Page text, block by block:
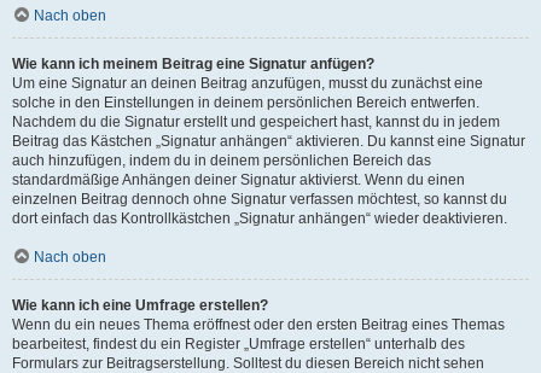
Nach oben
Wie kann ich meinem Beitrag eine Signatur anfügen?
Um eine Signatur an deinen Beitrag anzufügen, musst du zunächst eine
solche in den Einstellungen in deinem persönlichen Bereich entwerfen.
Nachdem du die Signatur erstellt und gespeichert hast, kannst du in jedem
Beitrag das Kästchen „Signatur anhängen“ aktivieren. Du kannst eine Signatur
auch hinzufügen, indem du in deinem persönlichen Bereich das
standardmäßige Anhängen deiner Signatur aktivierst. Wenn du einen
einzelnen Beitrag dennoch ohne Signatur verfassen möchtest, so kannst du
dort einfach das Kontrollkästchen „Signatur anhängen“ wieder deaktivieren.
Nach oben
Wie kann ich eine Umfrage erstellen?
Wenn du ein neues Thema eröffnest oder den ersten Beitrag eines Themas
bearbeitest, findest du ein Register „Umfrage erstellen“ unterhalb des
Formulars zur Beitragserstellung. Solltest du diesen Bereich nicht sehen